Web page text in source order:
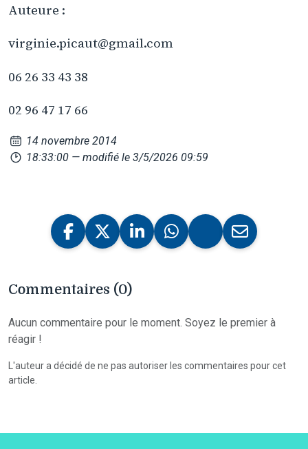
Auteure :
virginie.picaut@gmail.com
06 26 33 43 38
02 96 47 17 66
14 novembre 2014
18:33:00 — modifié le 3/5/2026 09:59
Commentaires (0)
Aucun commentaire pour le moment. Soyez le premier à
réagir !
L'auteur a décidé de ne pas autoriser les commentaires pour cet
article.